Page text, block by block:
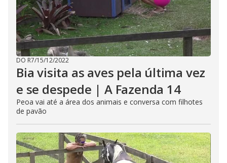
DO R7/15/12/2022
Bia visita as aves pela última vez
e se despede | A Fazenda 14
Peoa vai até a área dos animais e conversa com filhotes
de pavão